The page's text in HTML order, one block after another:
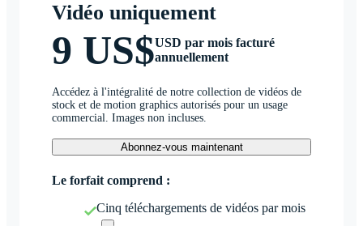
Vidéo uniquement
9 US$USD par mois facturé
annuellement
Accédez à l'intégralité de notre collection de vidéos de
stock et de motion graphics autorisés pour un usage
commercial. Images non incluses.
Abonnez-vous maintenant
Le forfait comprend :
Cinq téléchargements de vidéos par mois